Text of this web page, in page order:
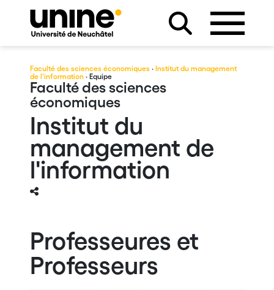
Faculté des sciences économiques · Institut du management
de l'information· Equipe
Faculté des sciences
économiques
Institut du
management de
l'information
Professeures et
Professeurs